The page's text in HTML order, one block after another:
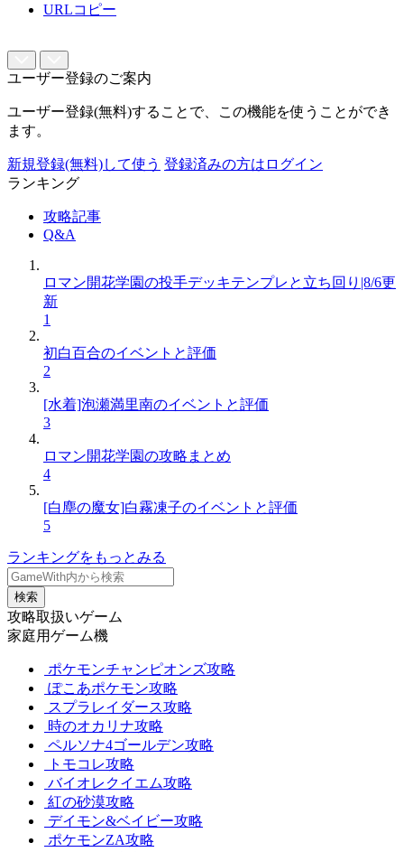
URLコピー
ユーザー登録のご案内
ユーザー登録(無料)することで、この機能を使うことができ
ます。
新規登録(無料)して使う 登録済みの方はログイン
ランキング
攻略記事
Q&A
ロマン開花学園の投手デッキテンプレと立ち回り|8/6更
新
1
初白百合のイベントと評価
2
[水着]泡瀬満里南のイベントと評価
3
ロマン開花学園の攻略まとめ
4
[白塵の魔女]白霧凍子のイベントと評価
5
ランキングをもっとみる
検索
攻略取扱いゲーム
家庭用ゲーム機
ポケモンチャンピオンズ攻略
ぽこあポケモン攻略
スプラレイダース攻略
時のオカリナ攻略
ペルソナ4ゴールデン攻略
トモコレ攻略
バイオレクイエム攻略
紅の砂漠攻略
デイモン&ベイビー攻略
ポケモンZA攻略